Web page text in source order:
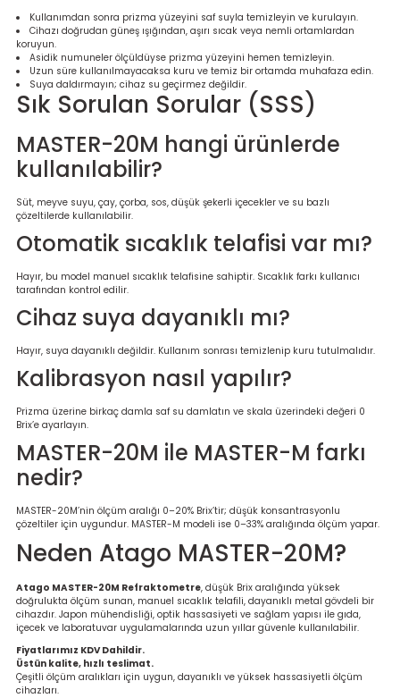
Kullanımdan sonra prizma yüzeyini saf suyla temizleyin ve kurulayın.
Cihazı doğrudan güneş ışığından, aşırı sıcak veya nemli ortamlardan
koruyun.
Asidik numuneler ölçüldüyse prizma yüzeyini hemen temizleyin.
Uzun süre kullanılmayacaksa kuru ve temiz bir ortamda muhafaza edin.
Suya daldırmayın; cihaz su geçirmez değildir.
Sık Sorulan Sorular (SSS)
MASTER-20M hangi ürünlerde
kullanılabilir?
Süt, meyve suyu, çay, çorba, sos, düşük şekerli içecekler ve su bazlı
çözeltilerde kullanılabilir.
Otomatik sıcaklık telafisi var mı?
Hayır, bu model manuel sıcaklık telafisine sahiptir. Sıcaklık farkı kullanıcı
tarafından kontrol edilir.
Cihaz suya dayanıklı mı?
Hayır, suya dayanıklı değildir. Kullanım sonrası temizlenip kuru tutulmalıdır.
Kalibrasyon nasıl yapılır?
Prizma üzerine birkaç damla saf su damlatın ve skala üzerindeki değeri 0
Brix’e ayarlayın.
MASTER-20M ile MASTER-M farkı
nedir?
MASTER-20M’nin ölçüm aralığı 0–20% Brix’tir; düşük konsantrasyonlu
çözeltiler için uygundur. MASTER-M modeli ise 0–33% aralığında ölçüm yapar.
Neden Atago MASTER-20M?
Atago MASTER-20M Refraktometre, düşük Brix aralığında yüksek
doğrulukta ölçüm sunan, manuel sıcaklık telafili, dayanıklı metal gövdeli bir
cihazdır. Japon mühendisliği, optik hassasiyeti ve sağlam yapısı ile gıda,
içecek ve laboratuvar uygulamalarında uzun yıllar güvenle kullanılabilir.
Fiyatlarımız KDV Dahildir.
Üstün kalite, hızlı teslimat.
Çeşitli ölçüm aralıkları için uygun, dayanıklı ve yüksek hassasiyetli ölçüm
cihazları.